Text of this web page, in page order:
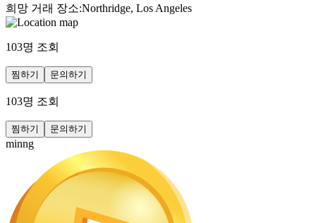
희망 거래 장소:Northridge, Los Angeles
103명 조회
찜하기 문의하기
103명 조회
찜하기 문의하기
minng